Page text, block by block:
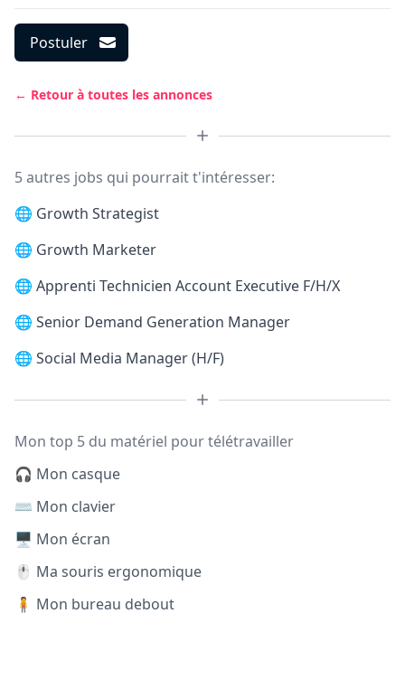
Postuler
← Retour à toutes les annonces
5 autres jobs qui pourrait t'intéresser:
🌐 Growth Strategist
🌐 Growth Marketer
🌐 Apprenti Technicien Account Executive F/H/X
🌐 Senior Demand Generation Manager
🌐 Social Media Manager (H/F)
Mon top 5 du matériel pour télétravailler
🎧 Mon casque
⌨️ Mon clavier
🖥️ Mon écran
🖱️ Ma souris ergonomique
🧍 Mon bureau debout